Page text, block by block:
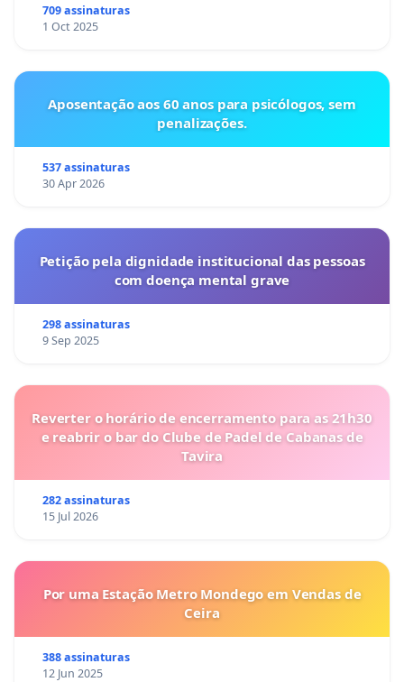
709 assinaturas
1 Oct 2025
Aposentação aos 60 anos para psicólogos, sem
penalizações.
537 assinaturas
30 Apr 2026
Petição pela dignidade institucional das pessoas
com doença mental grave
298 assinaturas
9 Sep 2025
Reverter o horário de encerramento para as 21h30
e reabrir o bar do Clube de Padel de Cabanas de
Tavira
282 assinaturas
15 Jul 2026
Por uma Estação Metro Mondego em Vendas de
Ceira
388 assinaturas
12 Jun 2025